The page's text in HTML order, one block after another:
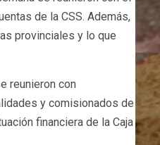
de la CSS. Además,
provinciales y lo que
reunieron con
y comisionados de
financiera de la Caja